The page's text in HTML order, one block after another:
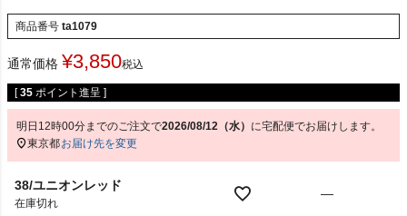
商品番号 ta1079
通常価格 ¥3,850税込
[ 35 ポイント進呈 ]
明日 12時00分 までのご注文で2026/08/12（水） に宅配便 でお届けします。
東京都お届け先を変更
38/ユニオンレッド
在庫切れ
—